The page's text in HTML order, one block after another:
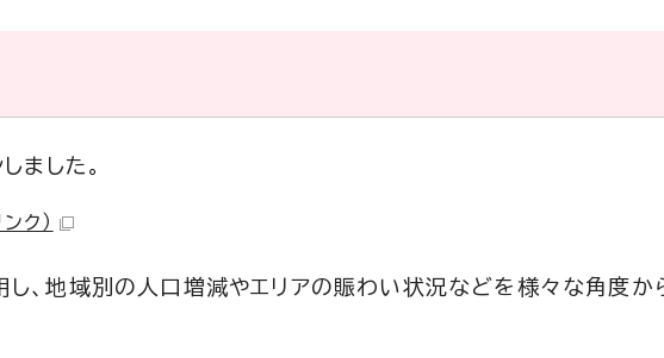
ました。
ク）
し、地域別の人口増減やエリアの賑わい状況などを様々な角度か